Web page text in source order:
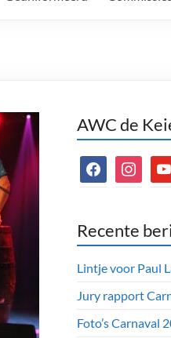
AWC de
facebookinstagram
Recente
Lintje voor Paul
Jury rapport
Foto’s Carnaval